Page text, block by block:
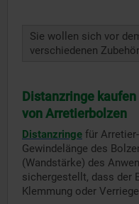
Sie wollen sich vor
verschiedenen
Distanzringe
von Arretierbolzen
Distanzringe für
Gewindelänge des
(Wandstärke) des
sichergestellt, dass der
Klemmung oder